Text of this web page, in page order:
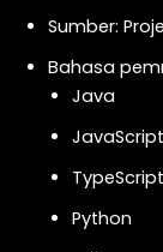
Sumber:
Bahasa
Java
JavaScript
TypeScript
Python